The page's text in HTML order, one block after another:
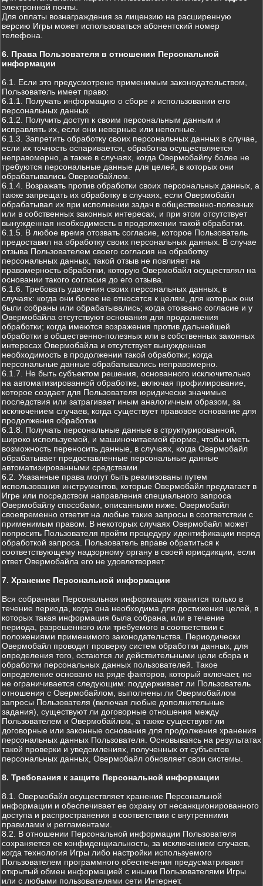
электронной почты.
Для оплаты вознаграждения за лицензию на расширенную
версию Игры может использоваться абонентский номер
телефона.
6. Права Пользователя в отношении Персональной
информации
6.1. Если это предусмотрено применимым законодательством,
Пользователь имеет право:
6.1.1. Получать информацию о сборе и использовании его
персональных данных.
6.1.2. Получить доступ к своим персональным данным и
исправлять их, если они неверные или неполные.
6.1.3. Запретить обработку своих персональных данных в случае,
если их точность оспаривается, обработка осуществляется
неправомерно, а также в случаях, когда Овермобайлу более не
требуются персональные данные для целей, в которых они
обрабатывались Овермобайлом.
6.1.4. Возражать против обработки своих персональных данных, а
также запрещать их обработку в случаях, если Овермобайл
обрабатывал их при исполнении задач в общественно-полезных
или в собственных законных интересах, и при этом отсутствует
вынужденная необходимость в продолжении такой обработки.
6.1.5. В любое время отозвать согласие, которое Пользователь
предоставил на обработку своих персональных данных. В случае
отзыва Пользователем своего согласия на обработку
персональных данных, такой отзыв не повлияет на
правомерность обработки, которую Овермобайл осуществлял на
основании такого согласия до его отзыва.
6.1.6. Требовать удаления своих персональных данных, в
случаях: когда они более не относятся к целям, для которых они
были собраны или обрабатывались; когда отозвано согласие и у
Овермобайла отсутствуют основания для продолжения
обработки; когда имеются возражения против дальнейшей
обработки в общественно-полезных или в собственных законных
интересах Овермобайла и отсутствует вынужденная
необходимость в продолжении такой обработки; когда
персональные данные обрабатывались неправомерно.
6.1.7. Не быть субъектом решения, основанного исключительно
на автоматизированной обработке, включая профилирование,
которое создает для Пользователя юридически значимые
последствия или затрагивает иным аналогичным образом, за
исключением случаев, когда существует правовое основание для
продолжения обработки.
6.1.8. Получать персональные данные в структурированной,
широко используемой, и машиночитаемой форме, чтобы иметь
возможность переносить данные, в случаях, когда Овермобайл
обрабатывает предоставленные персональные данные
автоматизированными средствами.
6.2. Указанные права могут быть реализованы путем
использования инструментов, которые Овермобайл предлагает в
Игре или посредством направления специального запроса
Овермобайлу способами, описанными ниже. Овермобайл
своевременно ответит на любые такие запросы в соответствии с
применимым правом. В некоторых случаях Овермобайл может
попросить Пользователя пройти процедуру идентификации перед
обработкой запроса. Пользователь вправе обратиться к
соответствующему надзорному органу в своей юрисдикции, если
ответ Овермобайла его не удовлетворяет.
7. Хранение Персональной информации
Вся собранная Персональная информация хранится только в
течение периода, когда она необходима для достижения целей, в
которых такая информация была собрана, или в течение
периода, разрешенного или требуемого в соответствии с
положениями применимого законодательства. Периодически
Овермобайл проводит проверку систем обработки данных, для
определения того, остаются ли действительными цели сбора и
обработки персональных данных пользователей. Такое
определение основано на ряде факторов, который включает, но
не ограничивается следующим: поддерживает ли Пользователь
отношения с Овермобайлом, выполнены ли Овермобайлом
запросы Пользователя (включая любые дополнительные
задания), существуют ли договорные отношения между
Пользователем и Овермобайлом, а также существуют ли
договорные или законные основания для продолжения хранения
персональных данных Пользователя. Основываясь на результатах
такой проверки и уведомлениях, полученных от субъектов
персональных данных, Овермобайл обновляет свои системы.
8. Требования к защите Персональной информации
8.1. Овермобайл осуществляет хранение Персональной
информации и обеспечивает ее охрану от несанкционированного
доступа и распространения в соответствии с внутренними
правилами и регламентами.
8.2. В отношении Персональной информации Пользователя
сохраняется ее конфиденциальность, за исключением случаев,
когда технология Игры либо настройки используемого
Пользователем программного обеспечения предусматривают
открытый обмен информацией с иными Пользователями Игры
или с любыми пользователями сети Интернет.